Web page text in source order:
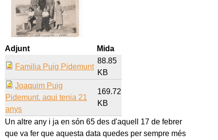
Adjunt Mida
Familia Puig Pidemunt
88.85
KB
Joaquim Puig
Pidemunt. aqui tenia 21
anys
169.72
KB
Un altre any i ja en són 65 des d'aquell 17 de febrer
que va fer que aquesta data quedes per sempre més